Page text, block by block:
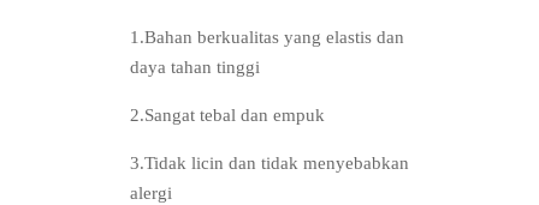
1.Bahan berkualitas yang elastis dan
daya tahan tinggi
2.Sangat tebal dan empuk
3.Tidak licin dan tidak menyebabkan
alergi